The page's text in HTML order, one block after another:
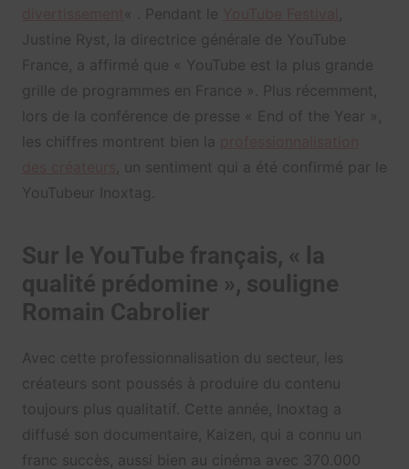
« . Pendant le
,
Justine Ryst, la directrice générale de YouTube
France, a affirmé que « YouTube est la plus grande
grille de programmes en France ». Plus récemment,
lors de la conférence de presse « End of the Year »,
les chiffres montrent bien la
, un sentiment qui a été confirmé par le
YouTubeur Inoxtag.
Sur le YouTube français, « la
qualité prédomine », souligne
Romain Cabrolier
Avec cette professionnalisation du secteur, les
créateurs sont poussés à produire du contenu
toujours plus qualitatif. Cette année, Inoxtag a
diffusé son documentaire, Kaizen, qui a connu un
franc succès, aussi bien au cinéma avec 370.000